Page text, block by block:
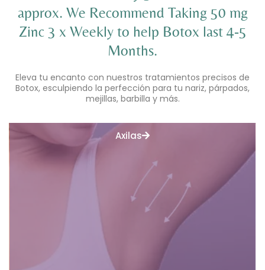
approx. We Recommend Taking 50 mg
Zinc 3 x Weekly to help Botox last 4-5
Months.
Eleva tu encanto con nuestros tratamientos precisos de
Botox, esculpiendo la perfección para tu nariz, párpados,
mejillas, barbilla y más.
Axilas